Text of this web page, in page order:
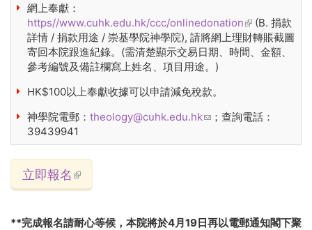
網上奉獻：
https//www.cuhk.edu.hk/ccc/onlinedonation(link is
external)
(B. 捐款
詳情 / 捐款用途 / 崇基學院神學院), 請將網上理財轉賬截圖
寄回本院跟進紀錄。(需清楚顯示交易日期、時間、金額、
參考編號及備註欄寫上姓名、項目用途。)
HK$100以上奉獻收據可以申請減免稅款。
神學院電郵： theology@cuhk.edu.hk(link sends e-mail)
；查詢電話：
39439941
立即報名 (link is external)
**完成報名請耐心等候，本院將於4月19日再以電郵通知閣下聚